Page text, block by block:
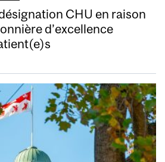
CHU en raison
d’excellence